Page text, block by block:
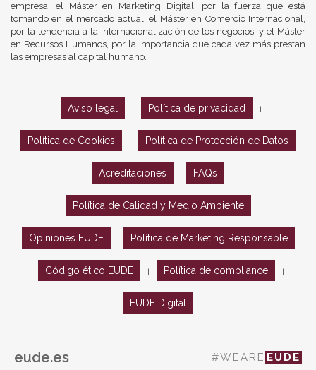
empresa, el Máster en Marketing Digital, por la fuerza que está
tomando en el mercado actual, el Máster en Comercio Internacional,
por la tendencia a la internacionalización de los negocios, y el Máster
en Recursos Humanos, por la importancia que cada vez más prestan
las empresas al capital humano.
Aviso legal Política de privacidad
Política de Cookies Política de Protección de Datos
Acreditaciones FAQs
Política de Calidad y Medio Ambiente
Opiniones EUDE Política de Marketing Responsable
Código ético EUDE Política de compliance
EUDE Digital
eude.es #WEARE EUDE